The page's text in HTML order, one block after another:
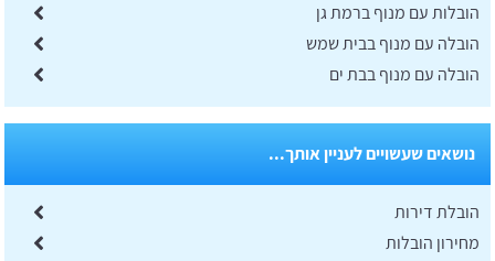
הובלות עם מנוף ברמת גן
הובלה עם מנוף בבית שמש
הובלה עם מנוף בבת ים
נושאים שעשויים לעניין אותך...
הובלת דירות
מחירון הובלות